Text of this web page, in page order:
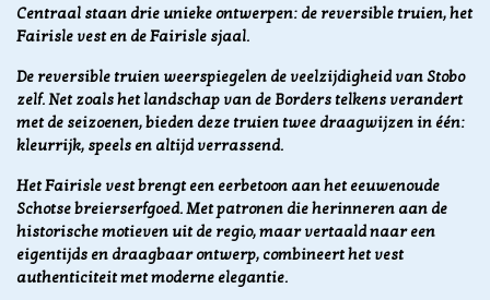
Centraal staan drie unieke ontwerpen: de reversible truien, het
Fairisle vest en de Fairisle sjaal.
De reversible truien weerspiegelen de veelzijdigheid van Stobo
zelf. Net zoals het landschap van de Borders telkens verandert
met de seizoenen, bieden deze truien twee draagwijzen in één:
kleurrijk, speels en altijd verrassend.
Het Fairisle vest brengt een eerbetoon aan het eeuwenoude
Schotse breierserfgoed. Met patronen die herinneren aan de
historische motieven uit de regio, maar vertaald naar een
eigentijds en draagbaar ontwerp, combineert het vest
authenticiteit met moderne elegantie.